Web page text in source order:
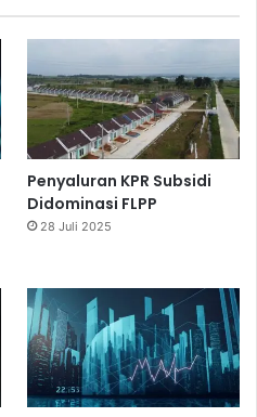
Penyaluran KPR Subsidi
Didominasi FLPP
28 Juli 2025